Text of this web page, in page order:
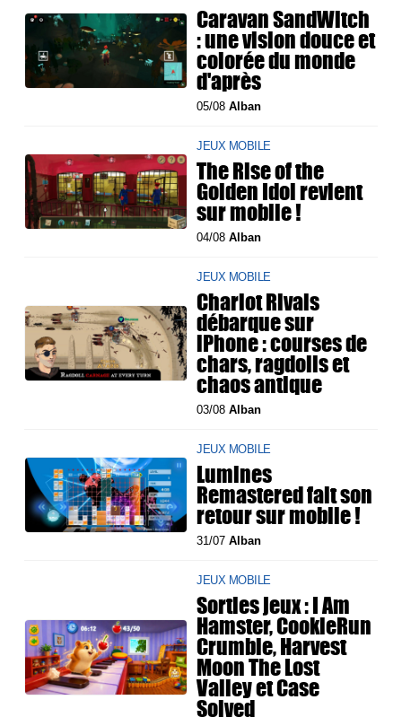
Caravan SandWitch
: une vision douce et
colorée du monde
d'après
05/08Alban
JEUX MOBILE
The Rise of the
Golden Idol revient
sur mobile !
04/08Alban
JEUX MOBILE
Chariot Rivals
débarque sur
iPhone : courses de
chars, ragdolls et
chaos antique
03/08Alban
JEUX MOBILE
Lumines
Remastered fait son
retour sur mobile !
31/07Alban
JEUX MOBILE
Sorties jeux : I Am
Hamster, CookieRun
Crumble, Harvest
Moon The Lost
Valley et Case
Solved